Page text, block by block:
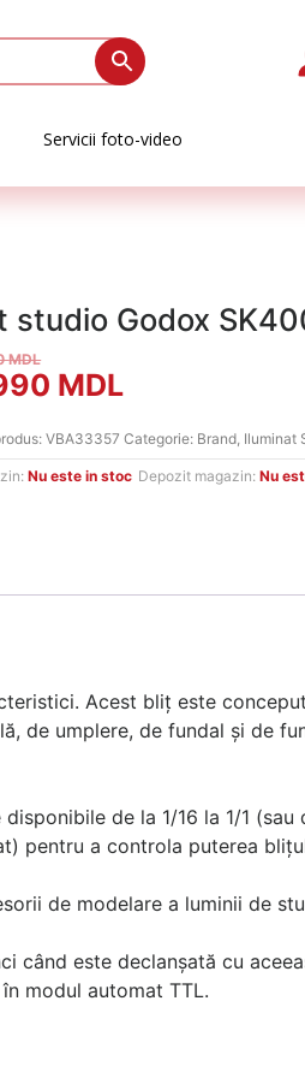
Servicii foto-video
studio Godox
MDL
MDLPrețul
curent
este:
VBA33357Categorie: Brand, Iluminat
Nu este in stoc Depozit magazin:Nu
Acest bliț este
de umplere, de fundal și de
de la 1/16 la 1/1 (sau
pentru a controla puterea
de modelare a luminii de
când este declanșată cu
modul automat TTL.